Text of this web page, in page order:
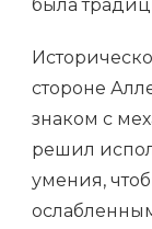
была
стороне
знаком с
решил
умения,